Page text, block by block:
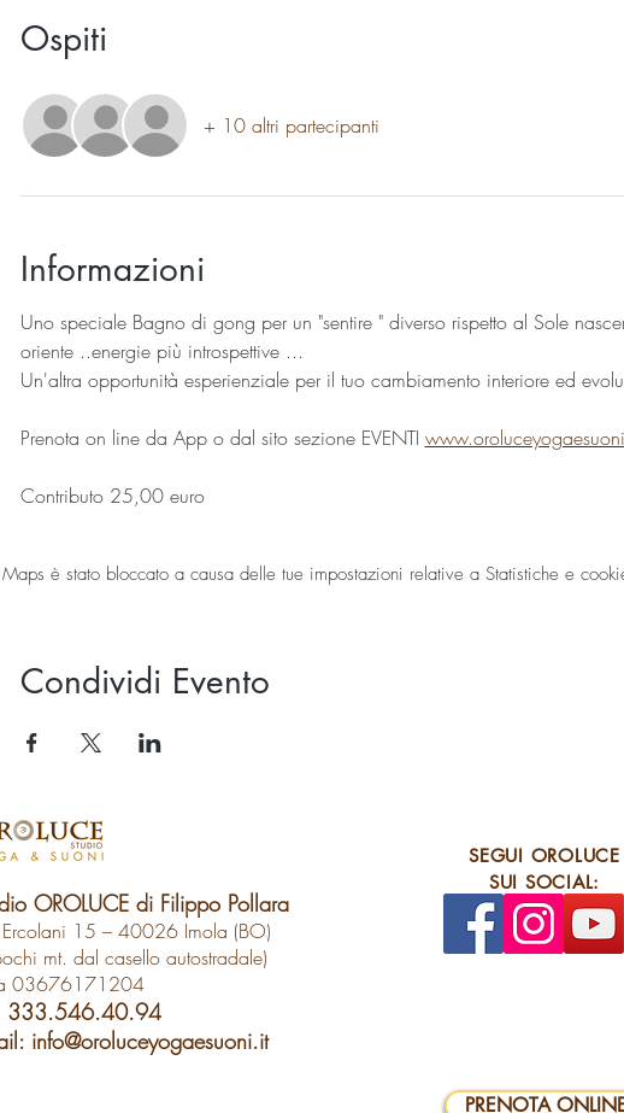
Ospiti
+ 10 altri partecipanti
Informazioni
Uno speciale Bagno di gong per un "sentire " diverso rispetto al Sole
oriente ..energie più introspettive ...
Un'altra opportunità esperienziale per il tuo cambiamento interiore ed
Prenota on line da App o dal sito sezione EVENTI
Contributo 25,00 euro
è stato bloccato a causa delle tue impostazioni relative a Statistiche e
Condividi Evento
OROLUCE di Filippo Pollara
15 – 40026 Imola (BO)
mt. dal casello autostradale)
03676171204
333.546.40.94
info@oroluceyogaesuoni.it
SEGUI OROLUCE
SUI SOCIAL:
PRENOTA